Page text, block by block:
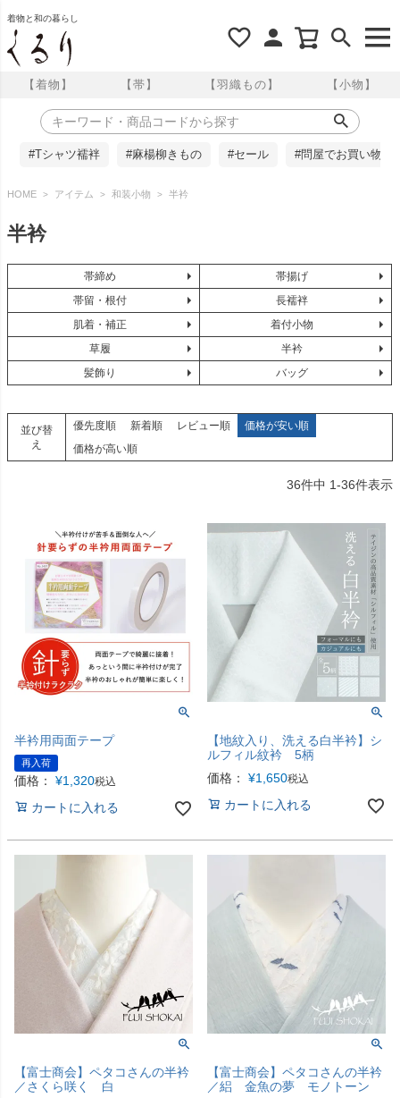
着物と和の暮らし
【着物】 【帯】 【羽織もの】 【小物】
#Tシャツ襦袢 #麻楊柳きもの #セール #問屋でお買い物
HOME アイテム 和装小物 半衿
半衿
帯締め
帯揚げ
帯留・根付
長襦袢
肌着・補正
着付小物
草履
半衿
髪飾り
バッグ
並び替
え
優先度順 新着順 レビュー順
価格が安い順
価格が高い順
36件中 1-36件表示
半衿用両面テープ
再入荷
価格： ¥1,320税込
カートに入れる
【地紋入り、洗える白半衿】シ
ルフィル紋衿 5柄
価格：
¥1,650税込
カートに入れる
【富士商会】ペタコさんの半衿
／さくら咲く 白
【富士商会】ペタコさんの半衿
／絽 金魚の夢 モノトーン